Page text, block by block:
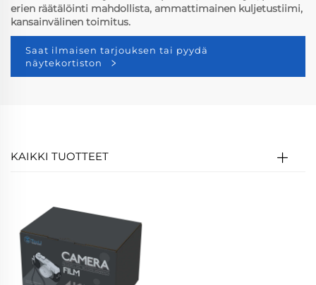
erien räätälöinti mahdollista, ammattimainen kuljetustiimi,
kansainvälinen toimitus.
Saat ilmaisen tarjouksen tai pyydä
näytekortiston
KAIKKI TUOTTEET